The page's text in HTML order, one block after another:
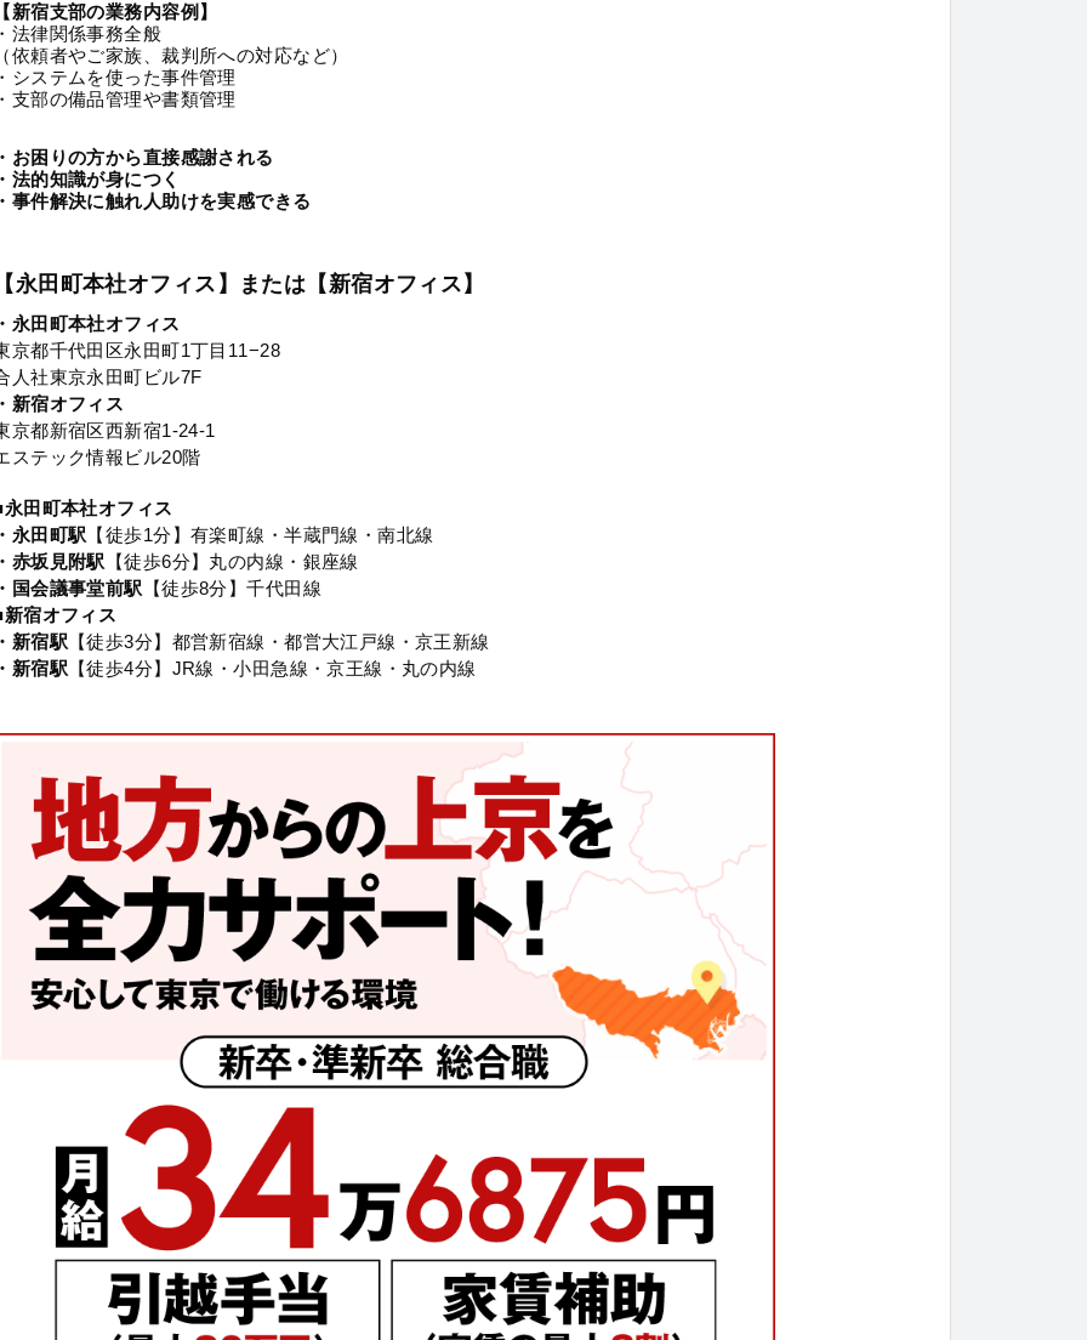
新宿支部の業務内容例】
法律関係事務全般
依頼者やご家族、裁判所への対応など）
システムを使った事件管理
支部の備品管理や書類管理
お困りの方から直接感謝される
法的知識が身につく
事件解決に触れ人助けを実感できる
永田町本社オフィス】または【新宿オフィス】
永田町本社オフィス
京都千代田区永田町1丁目11−28
人社東京永田町ビル7F
新宿オフィス
京都新宿区西新宿1-24-1
ステック情報ビル20階
永田町本社オフィス
永田町駅 【徒歩1分】有楽町線・半蔵門線・南北線
赤坂見附駅
【徒歩6分】丸の内線・銀座線
国会議事堂前駅
【徒歩8分】千代田線
新宿オフィス
新宿駅 【徒歩3分】都営新宿線・都営大江戸線・京王新線
新宿駅 【徒歩4分】JR線・小田急線・京王線・丸の内線